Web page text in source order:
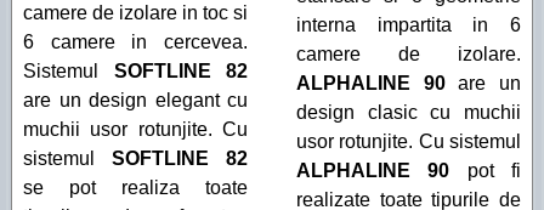
camere de izolare in toc si
6 camere in cercevea.
Sistemul SOFTLINE 82
are un design elegant cu
muchii usor rotunjite. Cu
sistemul SOFTLINE 82
se pot realiza toate
interna impartita in 6
camere de izolare.
ALPHALINE 90are un
design clasic cu muchii
usor rotunjite. Cu sistemul
ALPHALINE 90 pot fi
realizate toate tipurile de